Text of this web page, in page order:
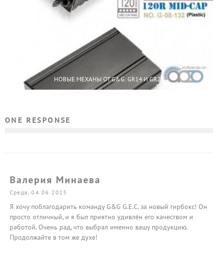
НОВЫЕ МЕХАНЫ ОТ G&G: GR14 И GR25
ONE RESPONSE
Валерия Минаева
Среда, 04.06.2025
Я хочу поблагодарить команду G&G G.E.C. за новый гирбокс! Он
просто отличный, и я был приятно удивлён его качеством и
работой. Очень рад, что выбрал именно вашу продукцию.
Продолжайте в том же духе!